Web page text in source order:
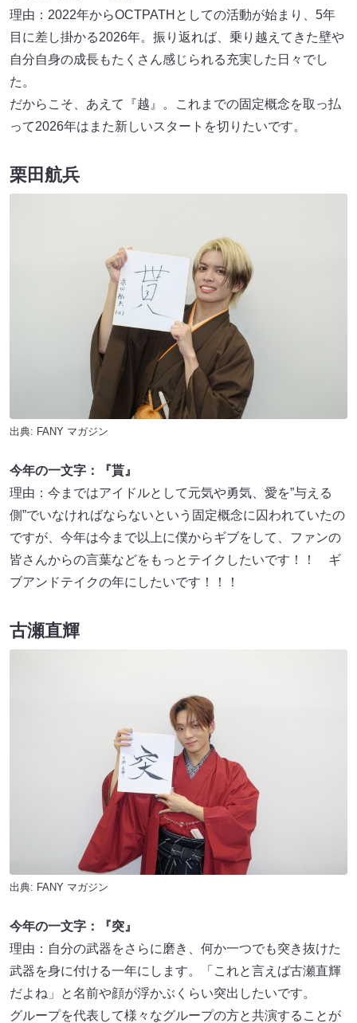
理由：2022年からOCTPATHとしての活動が始まり、5年
目に差し掛かる2026年。振り返れば、乗り越えてきた壁や
自分自身の成長もたくさん感じられる充実した日々でし
た。
だからこそ、あえて『越』。これまでの固定概念を取っ払
って2026年はまた新しいスタートを切りたいです。
栗田航兵
出典: FANY マガジン
今年の一文字：『貰』
理由：今まではアイドルとして元気や勇気、愛を”与える
側”でいなければならないという固定概念に囚われていたの
ですが、今年は今まで以上に僕からギブをして、ファンの
皆さんからの言葉などをもっとテイクしたいです！！ ギ
ブアンドテイクの年にしたいです！！！
古瀬直輝
出典: FANY マガジン
今年の一文字：『突』
理由：自分の武器をさらに磨き、何か一つでも突き抜けた
武器を身に付ける一年にします。「これと言えば古瀬直輝
だよね」と名前や顔が浮かぶくらい突出したいです。
グループを代表して様々なグループの方と共演することが